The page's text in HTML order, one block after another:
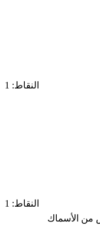
النقاط: 1
النقاط: 1
من الأسماك